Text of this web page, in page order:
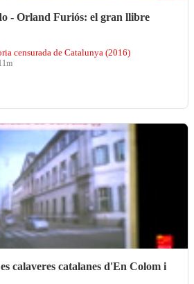
- Orland Furiós: el gran llibre
censurada de Catalunya (2016)
calaveres catalanes d'En Colom i